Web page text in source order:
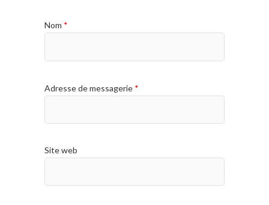
Nom *
Adresse de messagerie *
Site web